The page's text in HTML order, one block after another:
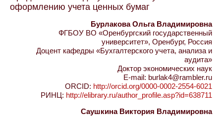
оформлению учета ценных бумаг
Бурлакова Ольга Владимировна
ФГБОУ ВО «Оренбургский государственный
университет», Оренбург, Россия
Доцент кафедры «Бухгалтерского учета, анализа и
аудита»
Доктор экономических наук
E-mail: burlak4@rambler.ru
ORCID: http://orcid.org/0000-0002-2554-6021
РИНЦ: http://elibrary.ru/author_profile.asp?id=638711
Саушкина Виктория Владимировна